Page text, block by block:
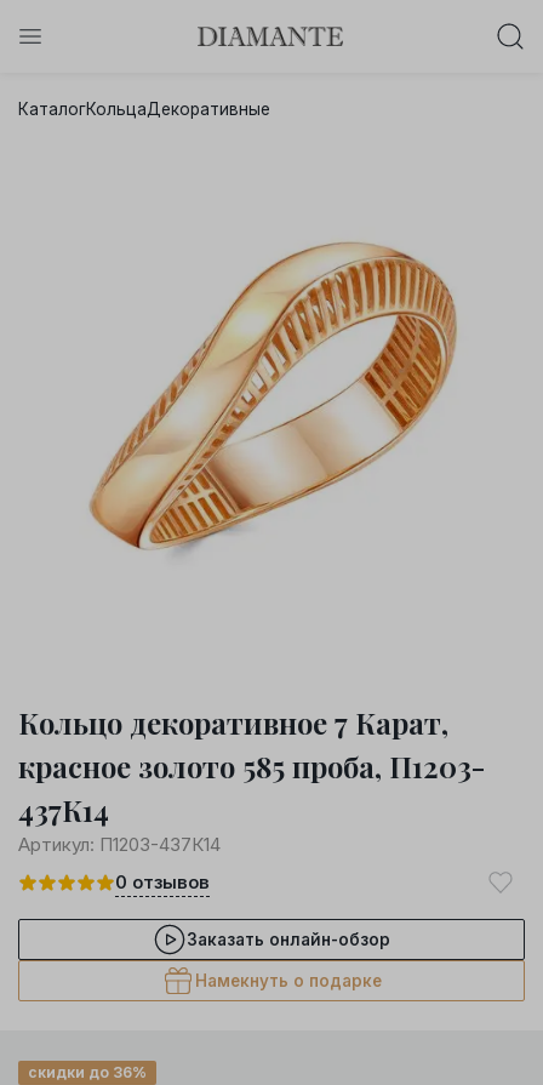
Осталось:
КаталогКольцаДекоративные
Кольцо декоративное 7 Карат,
красное золото 585 проба, П1203-
437К14
Артикул: П1203-437К14
0 отзывов
Заказать онлайн-обзор
Намекнуть о подарке
скидки до 36%